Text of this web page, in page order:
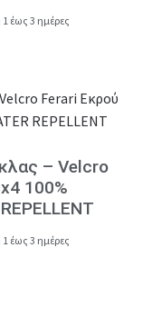
έως 3 ημέρες
– Velcro
100%
έως 3 ημέρες